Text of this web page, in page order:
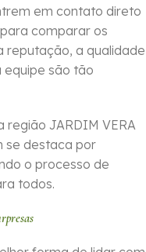
em contato direto
comparar os
reputação, a qualidade
equipe são tão
região JARDIM VERA
se destaca por
o processo de
todos.